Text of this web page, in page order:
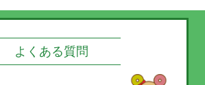
よくある質問